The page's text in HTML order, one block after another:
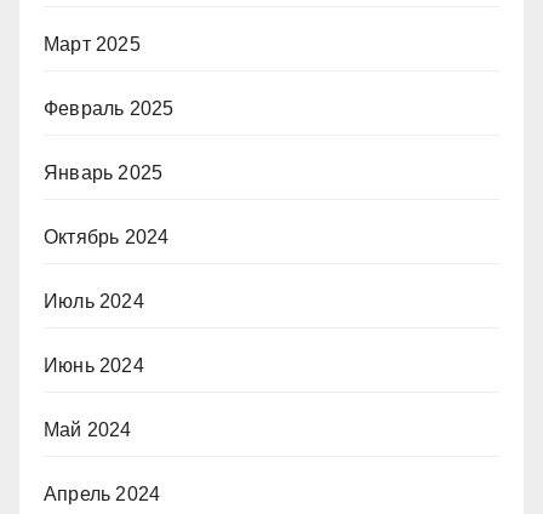
Март 2025
Февраль 2025
Январь 2025
Октябрь 2024
Июль 2024
Июнь 2024
Май 2024
Апрель 2024